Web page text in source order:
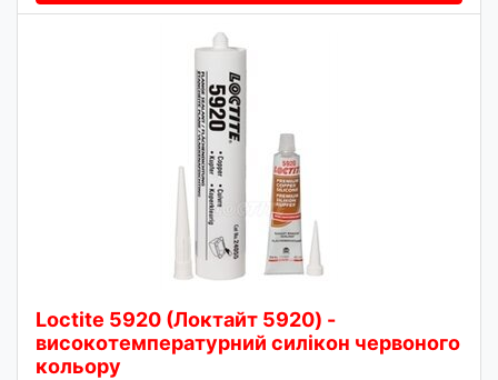
Loctite 5920 (Локтайт 5920) -
високотемпературний силікон червоного
кольору